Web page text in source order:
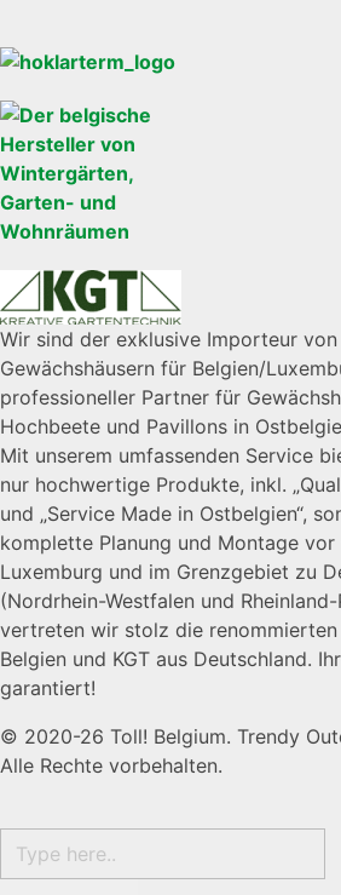
Wir sind der exklusive Importeur
Gewächshäusern für Belgien/
professioneller Partner für
Hochbeete und Pavillons in
Mit unserem umfassenden Service
nur hochwertige Produkte, inkl.
und „Service Made in Ostbelgien“,
komplette Planung und Montage vor
Luxemburg und im Grenzgebiet zu
(Nordrhein-Westfalen und
vertreten wir stolz die renommierten
Belgien und KGT aus Deutschland.
garantiert!
© 2020-26 Toll! Belgium. Trendy
Alle Rechte vorbehalten.